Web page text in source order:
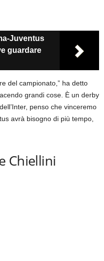
Juventus
guardare
del campionato,” ha detto
grandi cose. È un derby
penso che vinceremo
avrà bisogno di più tempo,
Chiellini